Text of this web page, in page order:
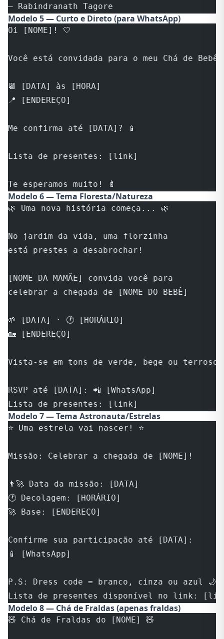
— Rabindranath Tagore
Modelo 5 — Curto e Direto (para WhatsApp)
Oi [NOME]! 🤍
Você está convidada para o meu Chá de Bebê!
📆 [DATA] às [HORA]
📍 [ENDEREÇO]
Me confirma até [DATA]? 📱
Lista de presentes: [link]
Te esperamos muito! 🍼
Modelo 6 — Tema Floresta/Natureza
🌿 Uma nova história começa... 🌿
No jardim da vida, uma florzinha
está prestes a desabrochar!
[NOME DA MAMÃE] convida você para
celebrar a chegada de [NOME DO BEBÊ]
🌱 [DATA] · 🕐 [HORÁRIO]
🏡 [ENDEREÇO]
Vista-se em tons de verde, bege ou terroso
RSVP até [DATA]: 📲 [WhatsApp]
Lista de presentes: [link]
Modelo 7 — Tema Astronauta/Estrelas
⭐ Uma estrela vai nascer! ⭐
Missão: Celebrar a chegada de [NOME]!
👨‍🚀 Data da missão: [DATA]
🕐 Decolagem: [HORÁRIO]
🚀 Base: [ENDEREÇO]
Confirme sua participação até [DATA]:
📱 [WhatsApp]
P.S: Dress code = branco, cinza ou azul 🌙
Lista de presentes disponível no link:
Modelo 8 — Chá de Fraldas (apenas fraldas)
🧸 Chá de Fraldas do [NOME] 🧸